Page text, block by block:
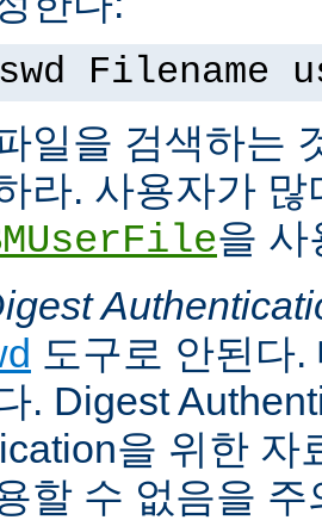
Filename
일을 검색하는
라. 사용자가 많
을 사
도구로 안된다
. Digest
을 위한 자
할 수 없음을 주